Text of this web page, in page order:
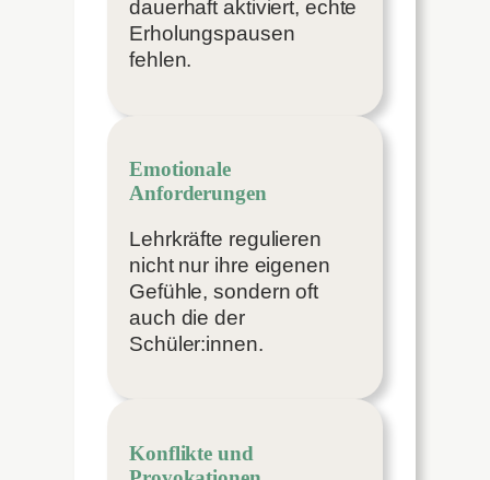
dauerhaft aktiviert, echte
Erholungspausen
fehlen.
Emotionale
Anforderungen
Lehrkräfte regulieren
nicht nur ihre eigenen
Gefühle, sondern oft
auch die der
Schüler:innen.
Konflikte und